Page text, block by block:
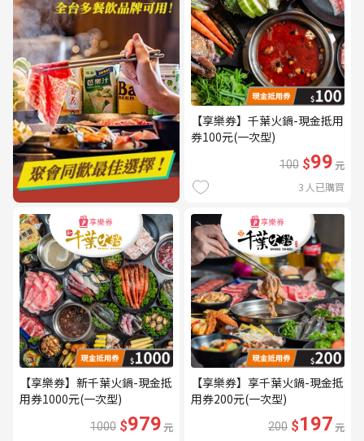
【享樂券】千葉火鍋-現金抵用
券100元(一次型)
100 $99元
3 人已購買
【享樂券】新千葉火鍋-現金抵
用券1000元(一次型)
1000 $979元
【享樂券】享千葉火鍋-現金抵
用券200元(一次型)
200 $197元